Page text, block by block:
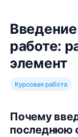
работе:
элемент
Курсовая работа
Почему
последнюю